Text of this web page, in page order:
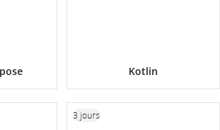
Kotlin
3 jours